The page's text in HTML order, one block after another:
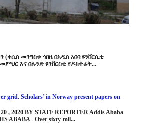
መንግስቱ ጎበዜ በአዲስ አበባ ዩንቨርሲቲ
እና በሉንድ ዩንቨርስቲ የዶክትሬት...
grid. Scholars’ in Norway present papers on
, 2020 BY STAFF REPORTER Addis Ababa
- Over sixty-mil...